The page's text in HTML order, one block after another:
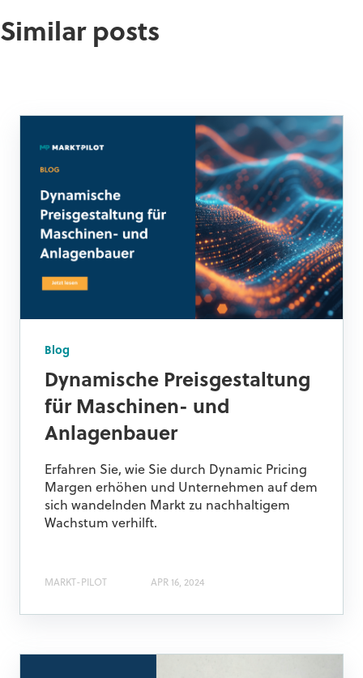
Similar posts
Blog
Dynamische Preisgestaltung
für Maschinen- und
Anlagenbauer
Erfahren Sie, wie Sie durch Dynamic Pricing
Margen erhöhen und Unternehmen auf dem
sich wandelnden Markt zu nachhaltigem
Wachstum verhilft.
MARKT-PILOT APR 16, 2024